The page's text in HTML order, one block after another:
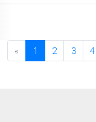
« 1 2 3 4